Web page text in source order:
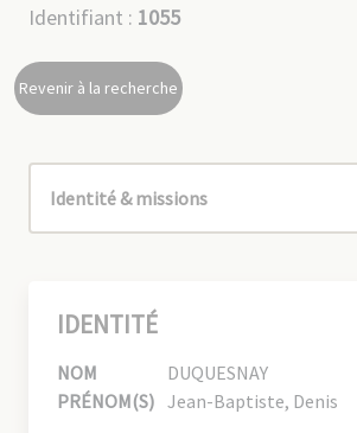
Identifiant : 1055
Revenir à la recherche
IDENTITÉ
NOM
DUQUESNAY
PRÉNOM(S) Jean-Baptiste, Denis